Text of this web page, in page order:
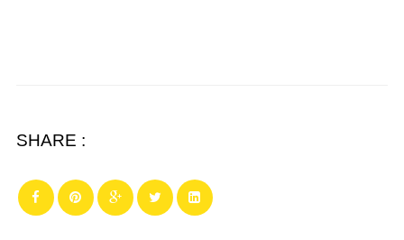
SHARE :